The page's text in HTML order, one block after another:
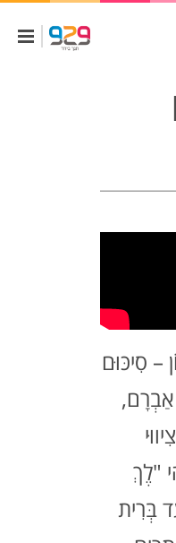
– סִיכּוּם
אַבְרָם,
"לֶךְ
בְּרִית